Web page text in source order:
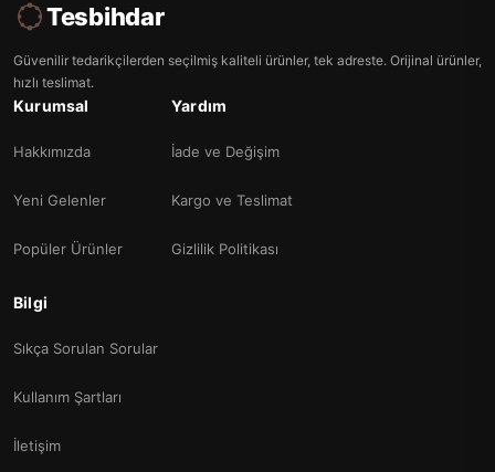
Tesbihdar
Güvenilir tedarikçilerden seçilmiş kaliteli ürünler, tek adreste. Orijinal ürünler,
hızlı teslimat.
Kurumsal
Hakkımızda
Yeni Gelenler
Popüler Ürünler
Yardım
İade ve Değişim
Kargo ve Teslimat
Gizlilik Politikası
Bilgi
Sıkça Sorulan Sorular
Kullanım Şartları
İletişim